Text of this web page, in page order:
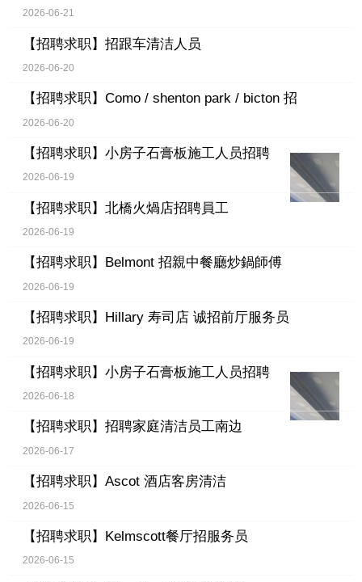
2026-06-21
【招聘求职】 招跟车清洁人员
2026-06-20
【招聘求职】 Como / shenton park / bicton 招
2026-06-20
【招聘求职】 小房子石膏板施工人员招聘
2026-06-19
【招聘求职】 北橋火煱店招聘員工
2026-06-19
【招聘求职】 Belmont 招親中餐廳炒鍋師傅
2026-06-19
【招聘求职】 Hillary 寿司店 诚招前厅服务员
2026-06-19
【招聘求职】 小房子石膏板施工人员招聘
2026-06-18
【招聘求职】 招聘家庭清洁员工南边
2026-06-17
【招聘求职】 Ascot 酒店客房清洁
2026-06-15
【招聘求职】 Kelmscott餐厅招服务员
2026-06-15